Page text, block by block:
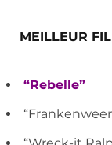
MEILLEUR
“Rebelle”